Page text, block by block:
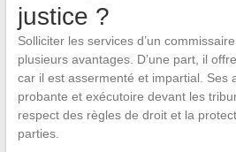
justice ?
Solliciter les services d’un
plusieurs avantages. D’une part, il
car il est assermenté et impartial. Ses
probante et exécutoire devant les
respect des règles de droit et la
parties.